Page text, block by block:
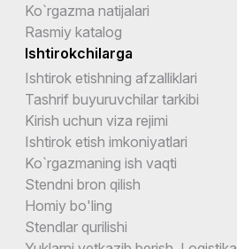
Ko`rgazma natijalari
Rasmiy katalog
Ishtirokchilarga
Ishtirok etishning afzalliklari
Tashrif buyuruvchilar tarkibi
Kirish uchun viza rejimi
Ishtirok etish imkoniyatlari
Ko`rgazmaning ish vaqti
Stendni bron qilish
Homiy bo'ling
Stendlar qurilishi